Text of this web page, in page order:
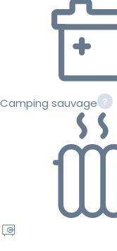
Camping sauvage